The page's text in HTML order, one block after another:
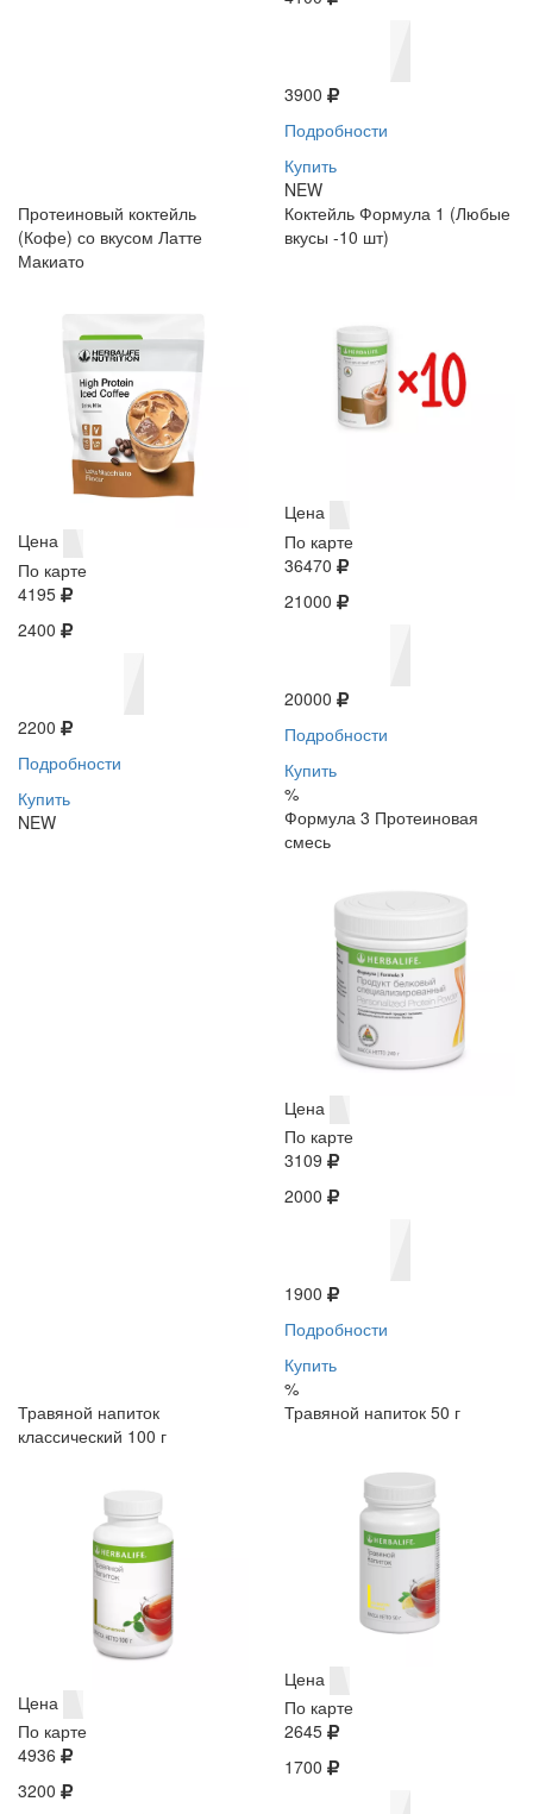
3900
Подробности
Купить
NEW
Протеиновый коктейль
(Кофе) со вкусом Латте
Макиато
Цена
По карте
4195
2400
2200
Подробности
Купить
NEW
Коктейль Формула 1 (Любые
вкусы -10 шт)
Цена
По карте
36470
21000
20000
Подробности
Купить
%
Формула 3 Протеиновая
смесь
Цена
По карте
3109
2000
1900
Подробности
Купить
%
Травяной напиток
классический 100 г
Цена
По карте
4936
3200
Травяной напиток 50 г
Цена
По карте
2645
1700